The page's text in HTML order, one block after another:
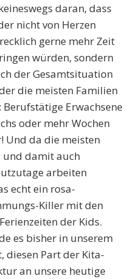
daran, dass
nicht von Herzen
gerne mehr Zeit
würden, sondern
der Gesamtsituation
die meisten Familien
Erwachsene
oder mehr Wochen
Und da die meisten
und damit auch
arbeiten
echt ein rosa-
Killer mit den
der Kids.
es bisher in unserem
diesen Part der Kita-
an unsere heutige